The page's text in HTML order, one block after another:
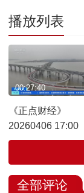
播放列表
《正点财经》
20260406 17:00
00:27:40
全部评论